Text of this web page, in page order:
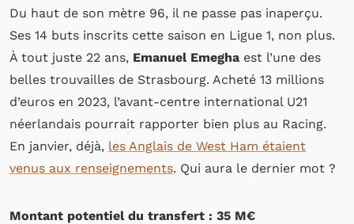
Du haut de son mètre 96, il ne passe pas inaperçu.
Ses 14 buts inscrits cette saison en Ligue 1, non plus.
À tout juste 22 ans, Emanuel Emegha est l’une des
belles trouvailles de Strasbourg. Acheté 13 millions
d’euros en 2023, l’avant-centre international U21
néerlandais pourrait rapporter bien plus au Racing.
En janvier, déjà, les Anglais de West Ham étaient
venus aux renseignements. Qui aura le dernier mot ?
Montant potentiel du transfert : 35 M€